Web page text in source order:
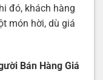
đó, khách hàng
món hời, dù giá
Bán Hàng Giá